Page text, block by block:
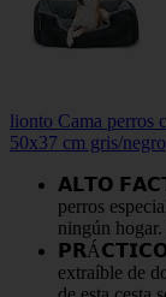
lionto Cama perros
50x37 cm gris/negro
𝗔𝗟𝗧𝗢
perros
ningún
𝗣𝗥Á𝗖𝗧𝗜𝗖𝗢
extraíble de